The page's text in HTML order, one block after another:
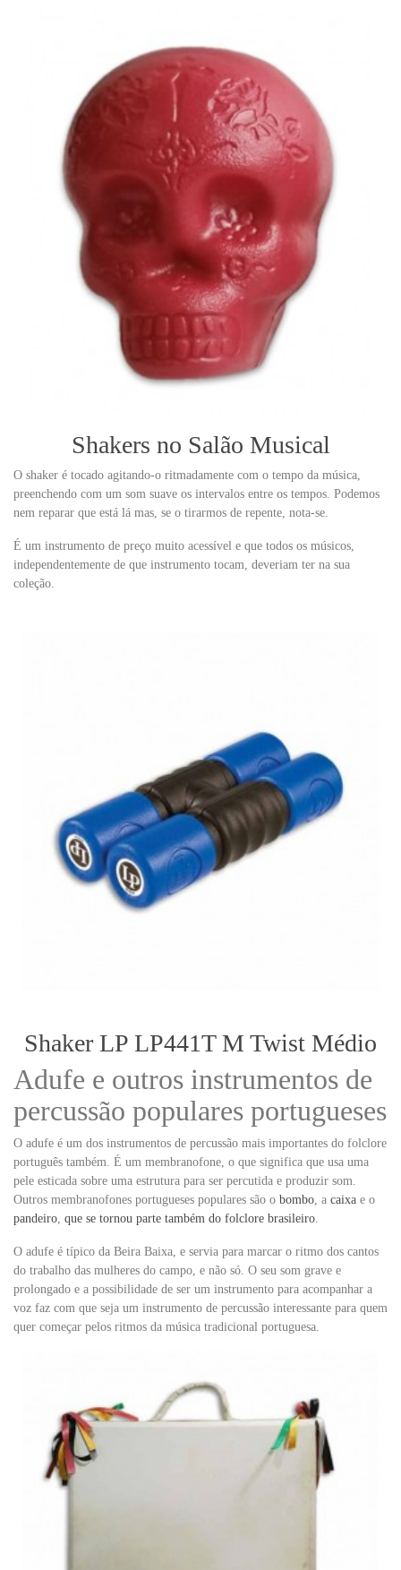
Shakers no Salão Musical
O shaker é tocado agitando-o ritmadamente com o tempo da música,
preenchendo com um som suave os intervalos entre os tempos. Podemos
nem reparar que está lá mas, se o tirarmos de repente, nota-se.
É um instrumento de preço muito acessível e que todos os músicos,
independentemente de que instrumento tocam, deveriam ter na sua
coleção.
Shaker LP LP441T M Twist Médio
Adufe e outros instrumentos de
percussão populares portugueses
O adufe é um dos instrumentos de percussão mais importantes do folclore
português também. É um membranofone, o que significa que usa uma
pele esticada sobre uma estrutura para ser percutida e produzir som.
Outros membranofones portugueses populares são o bombo , a caixa e o
pandeiro que se tornou parte também do folclore brasileiro
O adufe é típico da Beira Baixa, e servia para marcar o ritmo dos cantos
do trabalho das mulheres do campo, e não só. O seu som grave e
prolongado e a possibilidade de ser um instrumento para acompanhar a
voz faz com que seja um instrumento de percussão interessante para quem
quer começar pelos ritmos da música tradicional portuguesa.